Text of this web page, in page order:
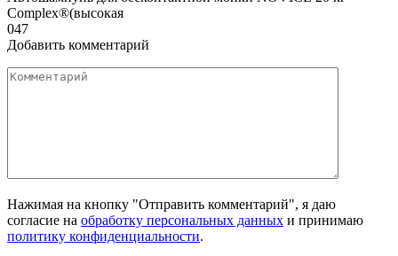
Complex®(высокая
047
Добавить комментарий
Комментарий
Нажимая на кнопку "Отправить комментарий", я даю
согласие на обработку персональных данных и принимаю
политику конфиденциальности.